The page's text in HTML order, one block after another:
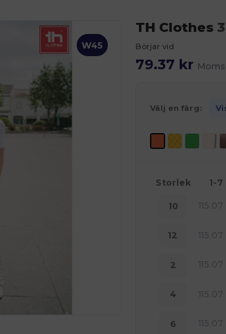
W45
TH Clothes
Börjar vid
79.37 kr Moms
Välj en färg:
Storlek 1-7
10 115.07
12 115.07
2 115.07
4 115.07
6 115.07